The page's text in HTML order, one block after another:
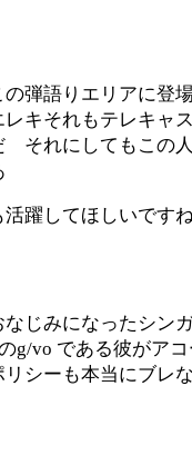
弾語りエリアに登
キそれもテレキ
それにしてもこ
躍してほしいです
じみになったシン
のg/vo である彼が
リシーも本当にブ